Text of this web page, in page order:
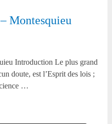
Montesquieu
Introduction Le plus grand
doute, est l’Esprit des lois ;
…